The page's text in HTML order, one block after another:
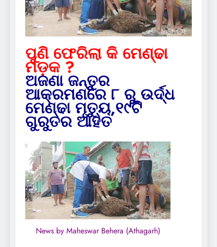
ପୁଣି ଫେରିଲା କି ମେଣ୍ଢା
ମଡ଼କ ?
ଅଜଣା ଜନ୍ତୁର
ଆକ୍ରମଣରେ ୮ ରୁ ଉର୍ଦ୍ଧ
ମେଣ୍ଢା ମୃତ୍ୟୁ,୧୯ଟି
ଗୁରୁତର ଆହତ
News by Maheswar Behera (Athagarh)